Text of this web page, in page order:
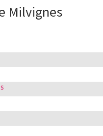
Milvignes